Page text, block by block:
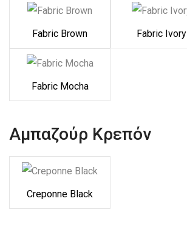
Fabric Brown Fabric Ivory
Fabric Mocha
Αμπαζούρ Κρεπόν
Creponne Black